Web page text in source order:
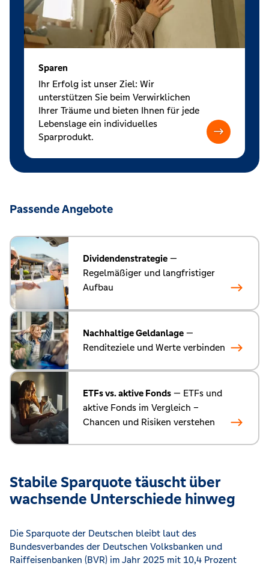
Sparen
Ihr Erfolg ist unser Ziel: Wir
unterstützen Sie beim Verwirklichen
Ihrer Träume und bieten Ihnen für jede
Lebenslage ein individuelles
Sparprodukt.
Passende Angebote
Dividendenstrategie —
Regelmäßiger und langfristiger
Aufbau
Nachhaltige Geldanlage —
Renditeziele und Werte verbinden
ETFs vs. aktive Fonds — ETFs und
aktive Fonds im Vergleich –
Chancen und Risiken verstehen
Stabile Sparquote täuscht über
wachsende Unterschiede hinweg
Die Sparquote der Deutschen bleibt laut des
Bundesverbandes der Deutschen Volksbanken und
Raiffeisenbanken (BVR) im Jahr 2025 mit 10,4 Prozent